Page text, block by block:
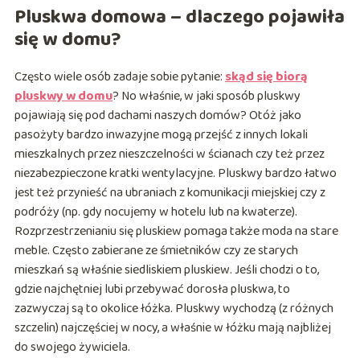
Pluskwa domowa – dlaczego pojawiła
się w domu?
Często wiele osób zadaje sobie pytanie:skąd się biorą
pluskwy w domu? No właśnie, w jaki sposób pluskwy
pojawiają się pod dachami naszych domów? Otóż jako
pasożyty bardzo inwazyjne mogą przejść z innych lokali
mieszkalnych przez nieszczelności w ścianach czy też przez
niezabezpieczone kratki wentylacyjne. Pluskwy bardzo łatwo
jest też przynieść na ubraniach z komunikacji miejskiej czy z
podróży (np. gdy nocujemy w hotelu lub na kwaterze).
Rozprzestrzenianiu się pluskiew pomaga także moda na stare
meble. Często zabierane ze śmietników czy ze starych
mieszkań są właśnie siedliskiem pluskiew. Jeśli chodzi o to,
gdzie najchętniej lubi przebywać dorosła pluskwa, to
zazwyczaj są to okolice łóżka. Pluskwy wychodzą (z różnych
szczelin) najczęściej w nocy, a właśnie w łóżku mają najbliżej
do swojego żywiciela.